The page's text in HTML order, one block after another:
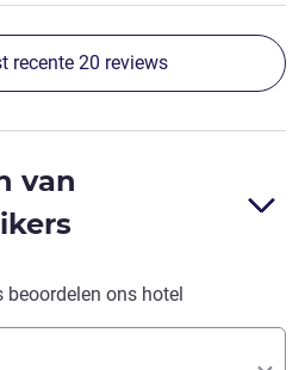
recente 20 reviews
van
beoordelen ons hotel